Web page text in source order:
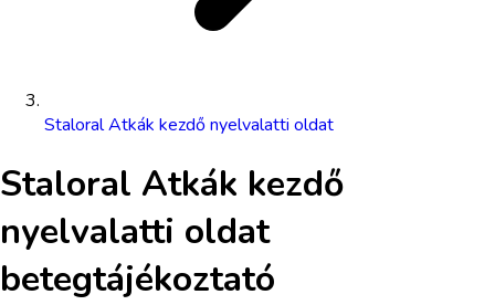
Staloral Atkák kezdő nyelvalatti oldat
Staloral Atkák kezdő
nyelvalatti oldat
betegtájékoztató